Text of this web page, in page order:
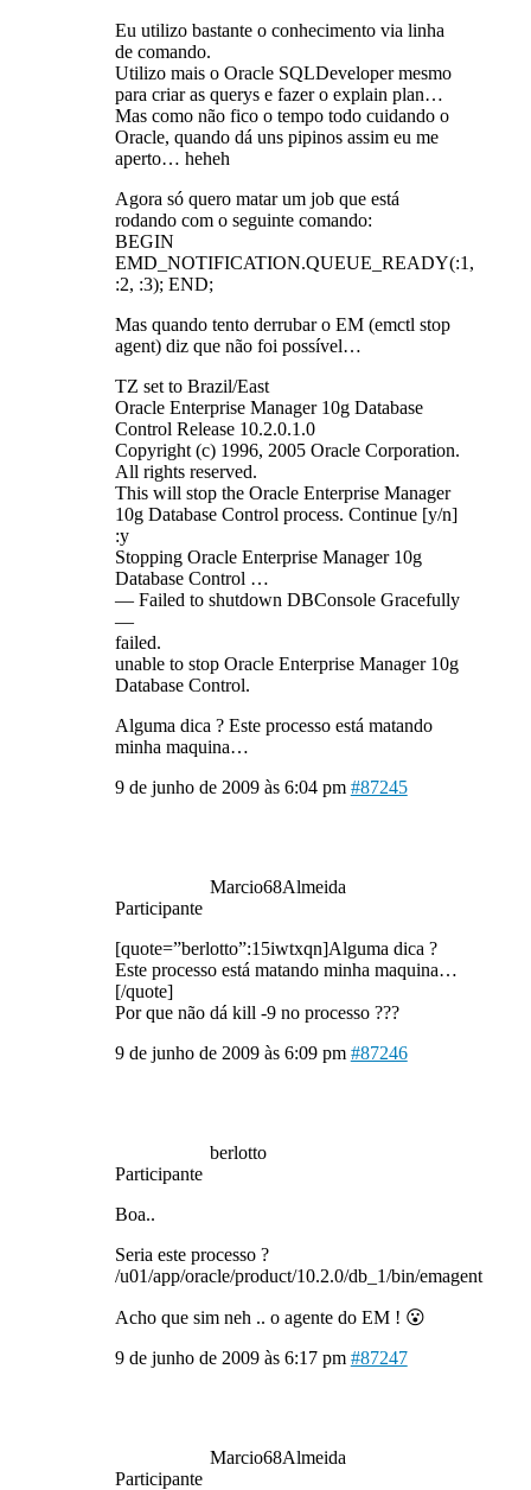
Eu utilizo bastante o conhecimento via linha
de comando.
Utilizo mais o Oracle SQLDeveloper mesmo
para criar as querys e fazer o explain plan…
Mas como não fico o tempo todo cuidando o
Oracle, quando dá uns pipinos assim eu me
aperto… heheh
Agora só quero matar um job que está
rodando com o seguinte comando:
BEGIN
EMD_NOTIFICATION.QUEUE_READY(:1,
:2, :3); END;
Mas quando tento derrubar o EM (emctl stop
agent) diz que não foi possível…
TZ set to Brazil/East
Oracle Enterprise Manager 10g Database
Control Release 10.2.0.1.0
Copyright (c) 1996, 2005 Oracle Corporation.
All rights reserved.
This will stop the Oracle Enterprise Manager
10g Database Control process. Continue [y/n]
:y
Stopping Oracle Enterprise Manager 10g
Database Control …
— Failed to shutdown DBConsole Gracefully
—
failed.
unable to stop Oracle Enterprise Manager 10g
Database Control.
Alguma dica ? Este processo está matando
minha maquina…
9 de junho de 2009 às 6:04 pm #87245
Marcio68Almeida
Participante
[quote=”berlotto”:15iwtxqn]Alguma dica ?
Este processo está matando minha maquina…
[/quote]
Por que não dá kill -9 no processo ???
9 de junho de 2009 às 6:09 pm #87246
berlotto
Participante
Boa..
Seria este processo ?
/u01/app/oracle/product/10.2.0/db_1/bin/emagent
Acho que sim neh .. o agente do EM ! 😮
9 de junho de 2009 às 6:17 pm #87247
Marcio68Almeida
Participante